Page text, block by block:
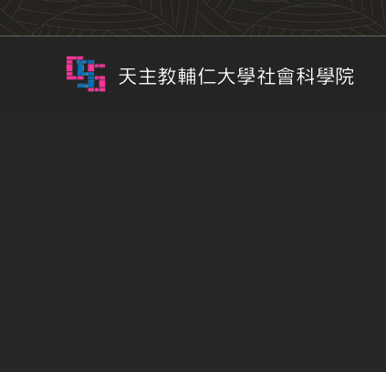
天主教輔仁大學社會科學院